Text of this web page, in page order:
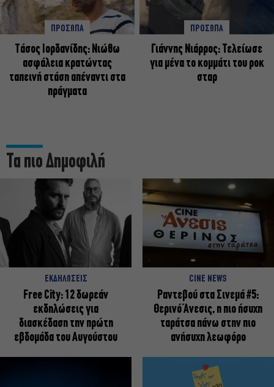
ΠΡΟΣΩΠΑ
Tάσος Ιορδανίδης: Νιώθω
ασφάλεια κρατώντας
ταπεινή στάση απέναντι στα
πράγματα
ΠΡΟΣΩΠΑ
Γιάννης Νιάρρος: Τελείωσε
για μένα το κομμάτι του ροκ
σταρ
Τα πιο Δημοφιλή
ΕΚΔΗΛΩΣΕΙΣ
Free City: 12 δωρεάν
εκδηλώσεις για
διασκέδαση την πρώτη
εβδομάδα του Αυγούστου
CINE NEWS
Ραντεβού στα Σινεμά #5:
Θερινό Άνεσις, η πιο ήσυχη
ταράτσα πάνω στην πιο
ανήσυχη λεωφόρο